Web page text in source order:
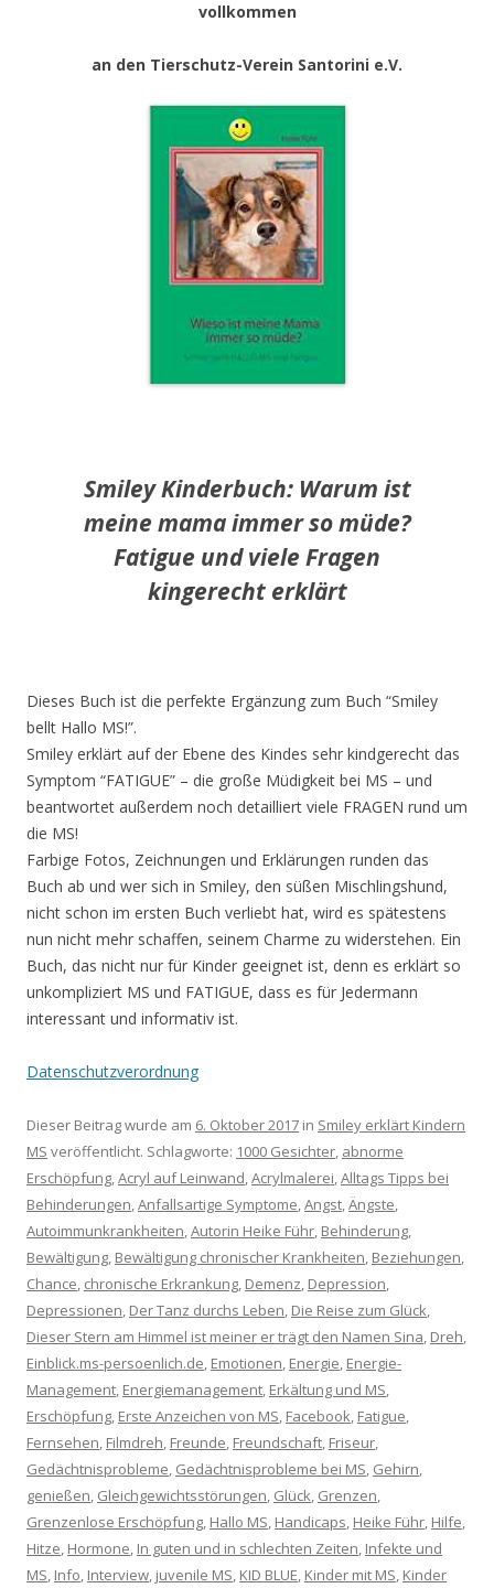
vollkommen
an den Tierschutz-Verein Santorini e.V.
Smiley Kinderbuch: Warum ist
meine mama immer so müde?
Fatigue und viele Fragen
kingerecht erklärt
Dieses Buch ist die perfekte Ergänzung zum Buch “Smiley
bellt Hallo MS!”.
Smiley erklärt auf der Ebene des Kindes sehr kindgerecht das
Symptom “FATIGUE” – die große Müdigkeit bei MS – und
beantwortet außerdem noch detailliert viele FRAGEN rund um
die MS!
Farbige Fotos, Zeichnungen und Erklärungen runden das
Buch ab und wer sich in Smiley, den süßen Mischlingshund,
nicht schon im ersten Buch verliebt hat, wird es spätestens
nun nicht mehr schaffen, seinem Charme zu widerstehen. Ein
Buch, das nicht nur für Kinder geeignet ist, denn es erklärt so
unkompliziert MS und FATIGUE, dass es für Jedermann
interessant und informativ ist.
Datenschutzverordnung
Dieser Beitrag wurde am 6. Oktober 2017 in Smiley erklärt Kindern
MS veröffentlicht. Schlagworte: 1000 Gesichter, abnorme
Erschöpfung,Acryl auf Leinwand,Acrylmalerei,Alltags Tipps bei
Behinderungen,Anfallsartige Symptome,Angst,Ängste,
Autoimmunkrankheiten,Autorin Heike Führ, Behinderung,
Bewältigung, Bewältigung chronischer Krankheiten, Beziehungen,
Chance, chronische Erkrankung, Demenz, Depression,
Depressionen, Der Tanz durchs Leben, Die Reise zum Glück,
Dieser Stern am Himmel ist meiner er trägt den Namen Sina, Dreh,
Einblick.ms-persoenlich.de, Emotionen, Energie, Energie-
Management, Energiemanagement, Erkältung und MS,
Erschöpfung, Erste Anzeichen von MS, Facebook, Fatigue,
Fernsehen, Filmdreh, Freunde, Freundschaft, Friseur,
Gedächtnisprobleme, Gedächtnisprobleme bei MS, Gehirn,
genießen, Gleichgewichtsstörungen, Glück, Grenzen,
Grenzenlose Erschöpfung, Hallo MS, Handicaps, Heike Führ, Hilfe,
Hitze, Hormone, In guten und in schlechten Zeiten, Infekte und
MS, Info, Interview, juvenile MS, KID BLUE, Kinder mit MS, Kinder